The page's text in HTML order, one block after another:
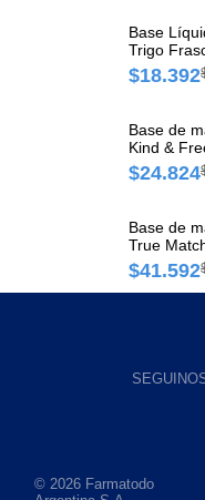
Base
Trigo
$18.392
Base de
Kind &
150 Rose
30 ml
$24.824
Base de
True
1 und
$41.592
© 2026 Farmatodo